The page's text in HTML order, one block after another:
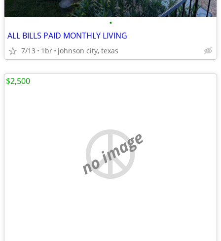
•
ALL BILLS PAID MONTHLY LIVING
7/13 1br johnson city, texas
no image
$2,500